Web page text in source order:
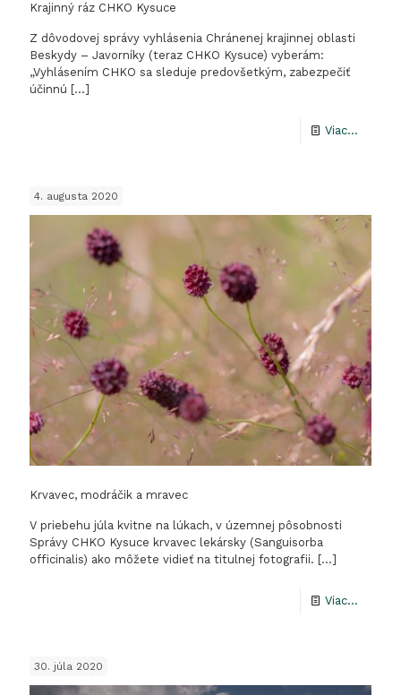
Krajinný ráz CHKO Kysuce
Z dôvodovej správy vyhlásenia Chránenej krajinnej oblasti
Beskydy – Javorníky (teraz CHKO Kysuce) vyberám:
„Vyhlásením CHKO sa sleduje predovšetkým, zabezpečiť
účinnú […]
Viac...
4. augusta 2020
Krvavec, modráčik a mravec
V priebehu júla kvitne na lúkach, v územnej pôsobnosti
Správy CHKO Kysuce krvavec lekársky (Sanguisorba
officinalis) ako môžete vidieť na titulnej fotografii. […]
Viac...
30. júla 2020